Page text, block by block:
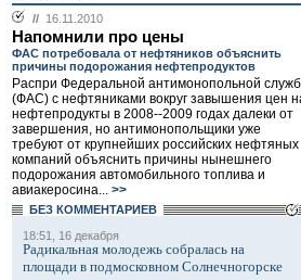
// 16.11.2010
Напомнили про цены
ФАС потребовала от нефтяников объяснить
причины подорожания нефтепродуктов
Распри Федеральной антимонопольной
(ФАС) с нефтяниками вокруг завышения цен
нефтепродукты в 2008--2009 годах далеки от
завершения, но антимонопольщики уже
требуют от крупнейших российских нефтяных
компаний объяснить причины нынешнего
подорожания автомобильного топлива и
авиакеросина... >>
БЕЗ КОМMЕНТАРИЕВ
18:51, 16 декабря
Радикальная молодежь собралась на
площади в подмосковном Солнечногорске